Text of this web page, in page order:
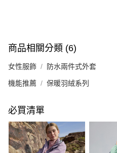
商品相關分類 (6)
女性服飾 防水兩件式外套
機能推薦 保暖羽絨系列
必買清單